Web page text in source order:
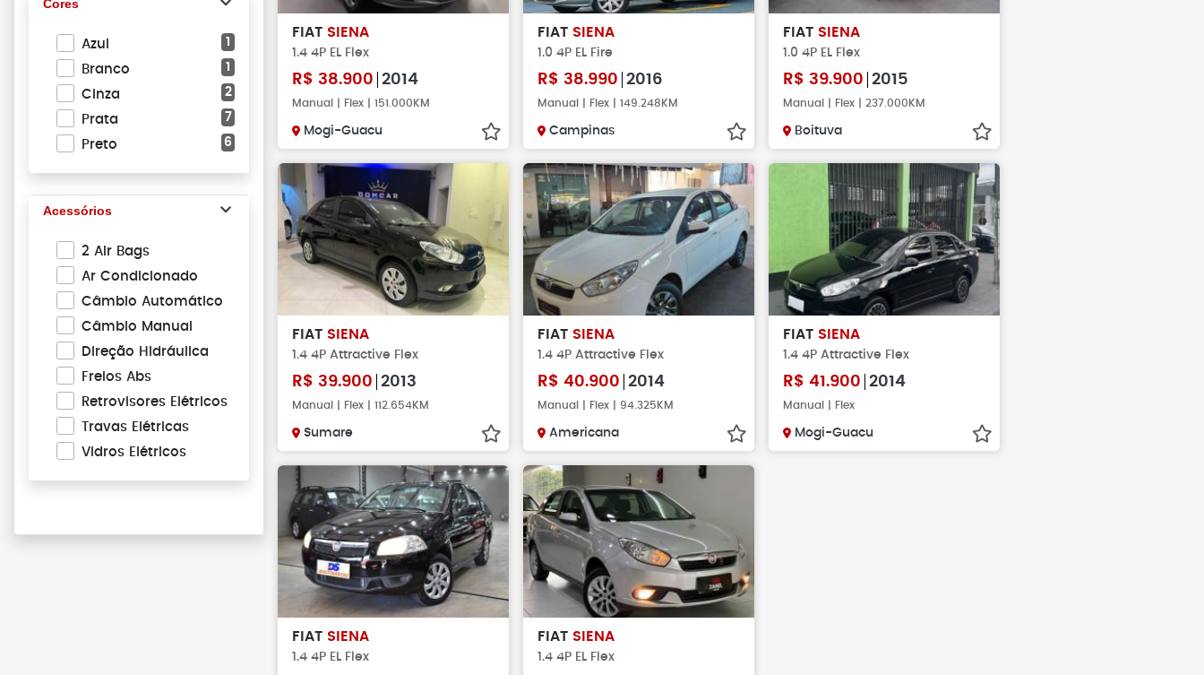
Cores
1
Azul
1
Branco
2
Cinza
7
Prata
6
Preto
Acessórios
2 Air Bags
Ar Condicionado
Câmbio Automático
Câmbio Manual
Direção Hidráulica
Freios Abs
Retrovisores Elétricos
Travas Elétricas
Vidros Elétricos
FIAT SIENA
1.4 4P EL Flex
R$ 38.900 2014
Manual | Flex | 151.000KM
Mogi-Guacu
FIAT SIENA
1.0 4P EL Fire
R$ 38.990 2016
Manual | Flex | 149.248KM
Campinas
FIAT SIENA
1.0 4P EL Flex
R$ 39.900 2015
Manual | Flex | 237.000KM
Boituva
FIAT SIENA
1.4 4P Attractive Flex
R$ 39.900 2013
Manual | Flex | 112.654KM
Sumare
FIAT SIENA
1.4 4P Attractive Flex
R$ 40.900 2014
Manual | Flex | 94.325KM
Americana
FIAT SIENA
1.4 4P Attractive Flex
R$ 41.900 2014
Manual | Flex
Mogi-Guacu
FIAT SIENA
1.4 4P EL Flex
FIAT SIENA
1.4 4P EL Flex